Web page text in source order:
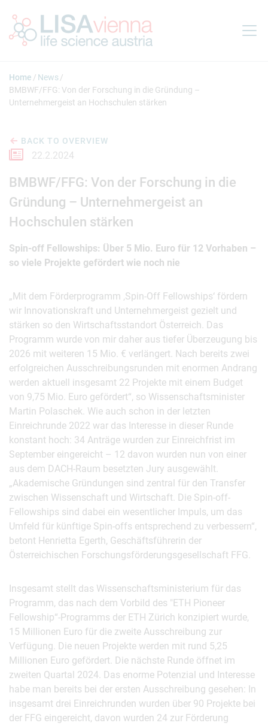
Home
News
BMBWF/FFG: Von der Forschung in die Gründung –
Unternehmergeist an Hochschulen stärken
BACK TO OVERVIEW
22.2.2024
BMBWF/FFG: Von der Forschung in die
Gründung – Unternehmergeist an
Hochschulen stärken
Spin-off Fellowships: Über 5 Mio. Euro für 12 Vorhaben –
so viele Projekte gefördert wie noch nie
„Mit dem Förderprogramm ‚Spin-Off Fellowships‘ fördern
wir Innovationskraft und Unternehmergeist gezielt und
stärken so den Wirtschaftsstandort Österreich. Das
Programm wurde von mir daher aus tiefer Überzeugung bis
2026 mit weiteren 15 Mio. € verlängert. Nach bereits zwei
erfolgreichen Ausschreibungsrunden mit enormen Andrang
werden aktuell insgesamt 22 Projekte mit einem Budget
von 9,75 Mio. Euro gefördert“, so Wissenschaftsminister
Martin Polaschek. Wie auch schon in der letzten
Einreichrunde 2022 war das Interesse in dieser Runde
konstant hoch: 34 Anträge wurden zur Einreichfrist im
September eingereicht – 12 davon wurden nun von einer
aus dem DACH-Raum besetzten Jury ausgewählt.
„Akademische Gründungen sind zentral für den Transfer
zwischen Wissenschaft und Wirtschaft. Die Spin-off-
Fellowships sind dabei ein wesentlicher Impuls, um das
Umfeld für künftige Spin-offs entsprechend zu verbessern“,
betont Henrietta Egerth, Geschäftsführerin der
Österreichischen Forschungsförderungsgesellschaft FFG.
Insgesamt stellt das Wissenschaftsministerium für das
Programm, das nach dem Vorbild des "ETH Pioneer
Fellowship“-Programms der ETH Zürich konzipiert wurde,
15 Millionen Euro für die zweite Ausschreibung zur
Verfügung. Die neuen Projekte werden mit rund 5,25
Millionen Euro gefördert. Die nächste Runde öffnet im
zweiten Quartal 2024. Das enorme Potenzial und Interesse
habe man bereits bei der ersten Ausschreibung gesehen: In
insgesamt drei Einreichrunden wurden über 90 Projekte bei
der FFG eingereicht, davon wurden 24 zur Förderung